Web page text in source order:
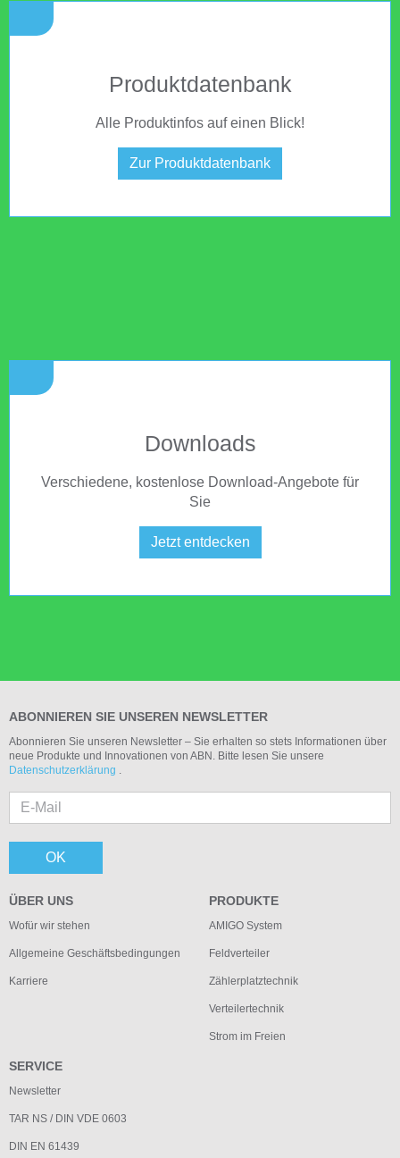
Produktdatenbank
Alle Produktinfos auf einen Blick!
Zur Produktdatenbank
Downloads
Verschiedene, kostenlose Download-Angebote für
Sie
Jetzt entdecken
ABONNIEREN SIE UNSEREN NEWSLETTER
Abonnieren Sie unseren Newsletter – Sie erhalten so stets Informationen über
neue Produkte und Innovationen von ABN. Bitte lesen Sie unsere
Datenschutzerklärung
OK
ÜBER UNS
Wofür wir stehen
Allgemeine Geschäftsbedingungen
Karriere
PRODUKTE
AMIGO System
Feldverteiler
Zählerplatztechnik
Verteilertechnik
Strom im Freien
SERVICE
Newsletter
TAR NS / DIN VDE 0603
DIN EN 61439